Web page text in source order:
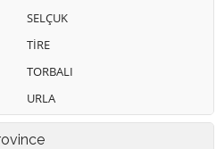
SELÇUK
TİRE
TORBALI
URLA